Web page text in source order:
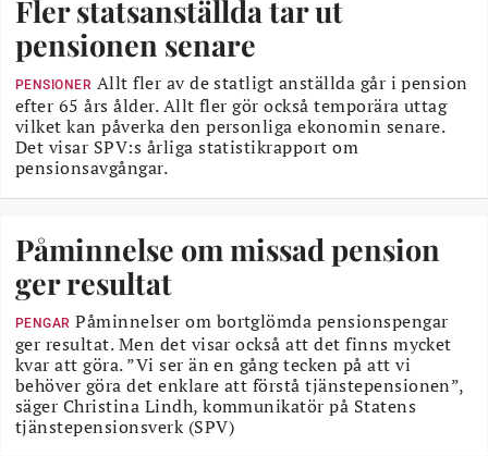
Fler statsanställda tar ut
pensionen senare
PENSIONER Allt fler av de statligt anställda går i pension
efter 65 års ålder. Allt fler gör också temporära uttag
vilket kan påverka den personliga ekonomin senare.
Det visar SPV:s årliga statistikrapport om
pensionsavgångar.
Påminnelse om missad pension
ger resultat
PENGAR Påminnelser om bortglömda pensionspengar
ger resultat. Men det visar också att det finns mycket
kvar att göra. ”Vi ser än en gång tecken på att vi
behöver göra det enklare att förstå tjänstepensionen”,
säger Christina Lindh, kommunikatör på Statens
tjänstepensionsverk (SPV)